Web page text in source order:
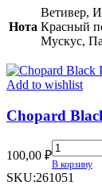
(TR)
quantity
Нота
Ветивер,
Красный
Мускус,
Add to wishlist
Chopard
100,00 ₽
Chopard
Black
Incense
В корзину
SKU:261051